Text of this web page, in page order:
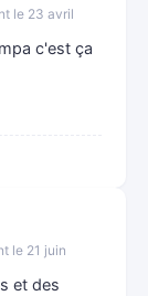
le 23 avril
c'est ça
le 21 juin
et des